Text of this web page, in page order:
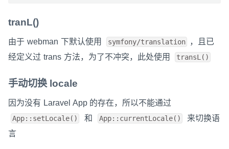
tranL()
由于 webman 下默认使用 symfony/translation
，且已
经定义过 trans 方法，为了不冲突，此处使用
transL()
手动切换 locale
因为没有 Laravel App 的存在，所以不能通过
App::setLocale() 和 App::currentLocale()
来切换语
言